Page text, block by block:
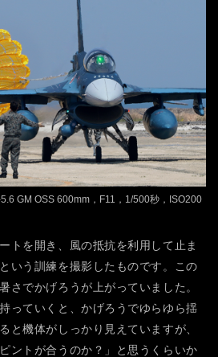
GM OSS 600mm，F11，1/500秒，ISO200
トを開き、風の抵抗を利用して止ま
いう訓練を撮影したものです。この
さでかげろうが上がっていました。
っていくと、かげろうでゆらゆら揺
と機体がしっかり見えていますが、
ントが合うのか？」と思うくらいか